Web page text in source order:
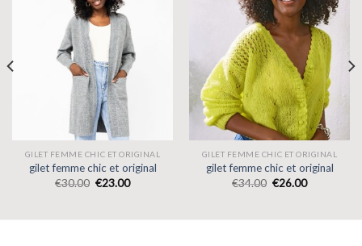
GILET FEMME CHIC ET ORIGINAL
gilet femme chic et original
€30.00 €23.00
GILET FEMME CHIC ET ORIGINAL
gilet femme chic et original
€34.00 €26.00